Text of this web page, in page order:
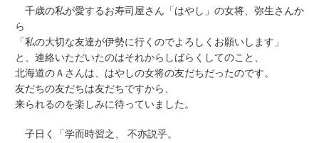
千歳の私が愛するお寿司屋さん「はやし」の女将、弥生さんか
ら
「私の大切な友達が伊勢に行くのでよろしくお願いします」
と、連絡いただいたのはそれからしばらくしてのこと、
北海道のＡさんは、はやしの女将の友だちだったのです。
友だちの友だちは友だちですから、
来られるのを楽しみに待っていました。
子日く「学而時習之、 不亦説乎。